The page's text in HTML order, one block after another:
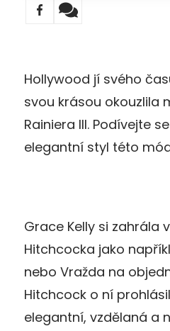
Hollywood jí svého
svou krásou okouzlila
Rainiera III. Podívejte
elegantní styl této
Grace Kelly si zahrála
Hitchcocka jako
nebo Vražda na
Hitchcock o ní
elegantní, vzdělaná a